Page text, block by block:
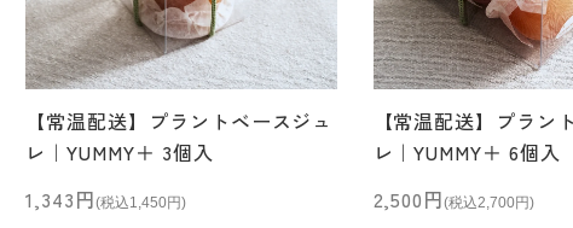
【常温配送】プラントベースジュ
レ｜YUMMY＋ 3個入
セール価格
1,343円(税込1,450円)
【常温配送】プラン
レ｜YUMMY＋ 6個入
セール価格
2,500円(税込2,700円)